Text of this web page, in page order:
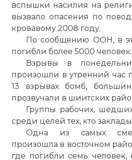
вспышки насилия на
вызвало опасения по
кровавому 2008 году.
По сообщению ООН, в
погибли более 5000 человек.
Взрывы в
произошли в утренний час
13 взрывах бомб,
прозвучали в шиитских
Группы рабочих,
среди целей тех, кто
Одна из самых
произошла в восточном
где погибли семь